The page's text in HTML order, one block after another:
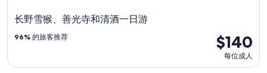
长野雪猴、善光寺和清酒一日游
$140
每位成人
96% 的旅客推荐